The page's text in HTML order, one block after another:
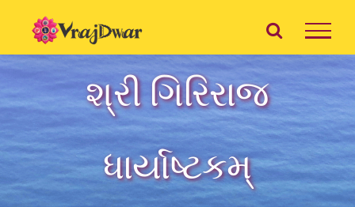
content
શ્રી ગિરિરાજ
ધાર્યાષ્ટકમ્